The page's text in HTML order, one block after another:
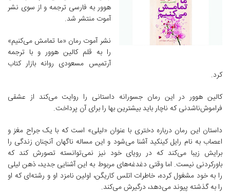
هوور به فارسی ترجمه و از سوی نشر
آموت منتشر شد.
نشر آموت رمان «ما تمامش می‌کنیم»
را به قلم کالین هوور و با ترجمه
آرتمیس مسعودی روانه بازار کتاب
کرد.
کالین هوور در این رمان جسورانه داستانی را روایت می‌کند از عشقی
فراموش‌ناشدنی که ناچار باید بیشترین بها را برای آن پرداخت.
داستان این رمان درباره دختری با عنوان «لیلی» است که با یک جراح مغز و
اعصاب به نام رایل کینکید آشنا می‌شود و این مساله ناگهان آنچنان زندگی را
برایش زیبا می‌کند که در رویای خود نیز نمی‌توانسته تصورش کند که
باورکردنی نیست. اما وقتی دغدغه‌های مربوط به این آشنایی جدید، ذهن لیلی
را به خود مشغول کرده، خاطرات اتلس کاریگن، اولین نامزد او و رشته‌ای که او
را به گذشته‌ پیوند می‌دهد، درگیرش می‌کند.